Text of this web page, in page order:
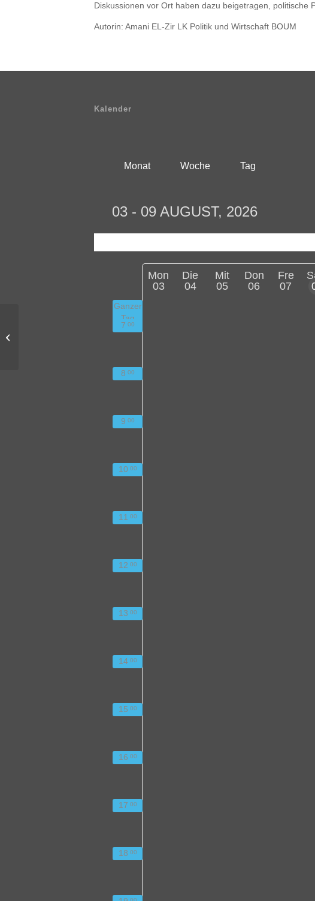
Diskussionen vor Ort haben dazu beigetragen, politische
Autorin: Amani EL-Zir LK Politik und Wirtschaft BOUM
Kalender
Monat Woche Tag
03 - 09 AUGUST, 2026
Mon
03
Die
04
Mit
05
Don
06
Fre
07
Ganzer
Tag
7 00
8 00
9 00
10 00
11 00
12 00
13 00
14 00
15 00
16 00
17 00
18 00